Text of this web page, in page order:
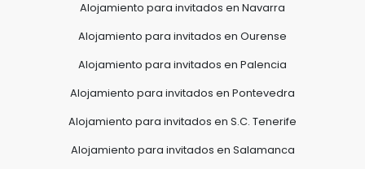
Alojamiento para invitados en Navarra
Alojamiento para invitados en Ourense
Alojamiento para invitados en Palencia
Alojamiento para invitados en Pontevedra
Alojamiento para invitados en S.C. Tenerife
Alojamiento para invitados en Salamanca